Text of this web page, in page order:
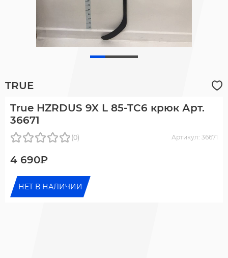
TRUE
True HZRDUS 9X L 85-TC6 крюк Арт.
36671
(0) Артикул: 36671
4 690₽
НЕТ В НАЛИЧИИ